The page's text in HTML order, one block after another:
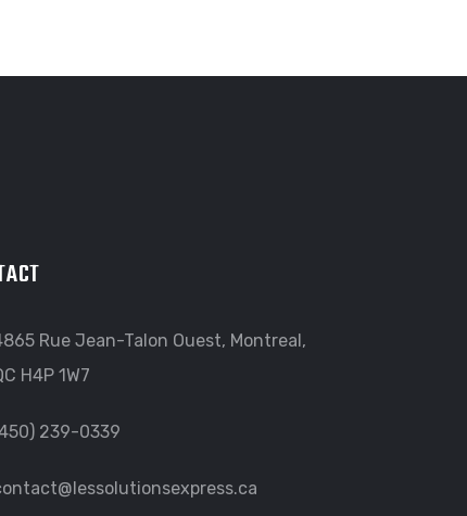
Rue Jean-Talon Ouest, Montreal,
H4P 1W7
239-0339